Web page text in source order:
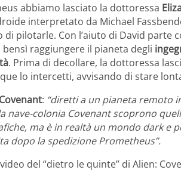
abbiamo lasciato la dottoressa
interpretato da Michael
di pilotarle. Con l’aiuto di David parte
raggiungere il pianeta degli
. Prima di decollare, la dottoressa
lo intercetti, avvisando di stare
: “diretti a un pianeta remoto
nave-colonia Covenant scoprono
ma è in realtà un mondo dark e
dopo la spedizione Prometheus”.
del “dietro le quinte” di Alien: